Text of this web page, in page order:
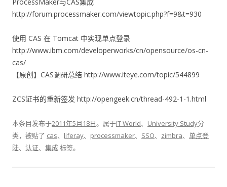
http://forum.processmaker.com/viewtopic.php?f=9&t=930
使用 CAS 在 Tomcat 中实现单点登录
http://www.ibm.com/developerworks/cn/opensource/os-cn-
cas/
【原创】CAS调研总结 http://www.iteye.com/topic/544899
ZCS证书的重新签发 http://opengeek.cn/thread-492-1-1.html
本条目发布于2011年5月18日。属于IT World、 University Study分
类，被贴了 cas、 liferay、 processmaker、 SSO、 zimbra、 单点登
陆、 认证、 集成标签。